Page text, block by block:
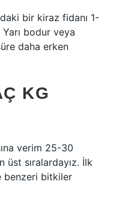
bir kiraz fidanı 1-
bodur veya
daha erken
KG
verim 25-30
üst sıralardayız. İlk
benzeri bitkiler